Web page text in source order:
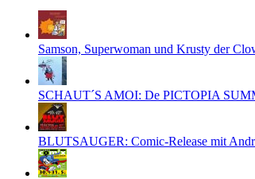
Samson, Superwoman und Krusty der
SCHAUT´S AMOI: De PICTOPIA
BLUTSAUGER: Comic-Release mit